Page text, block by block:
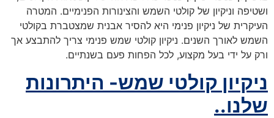
ושטיפה וניקיון של קולטי השמש והצינורות הפנימיים. המטרה
העיקרית של ניקיון פנימי היא להסיר אבנית שמצטברת בקולטי
השמש לאורך השנים. ניקיון קולטי שמש פנימי צריך להתבצע אך
ורק על ידי בעל מקצוע, לכל הפחות פעם בשנתיים.
ניקיון קולטי שמש- היתרונות
שלנו..